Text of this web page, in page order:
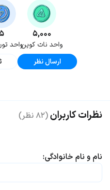
۵,۰۰۰
واحد نات کوین
۵
واحد
ارسال نظر
نظرات کاربران (۸۲ نظر)
نام و نام خانوادگی: